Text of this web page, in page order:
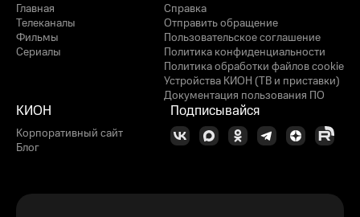
Главная
Телеканалы
Фильмы
Сериалы
Справка
Отправить обращение
Пользовательское соглашение
Политика конфиденциальности
Политика обработки файлов cookie
Устройства КИОН (ТВ и приставки)
Документация пользования ПО
КИОН
Корпоративный сайт
Блог
Подписывайся